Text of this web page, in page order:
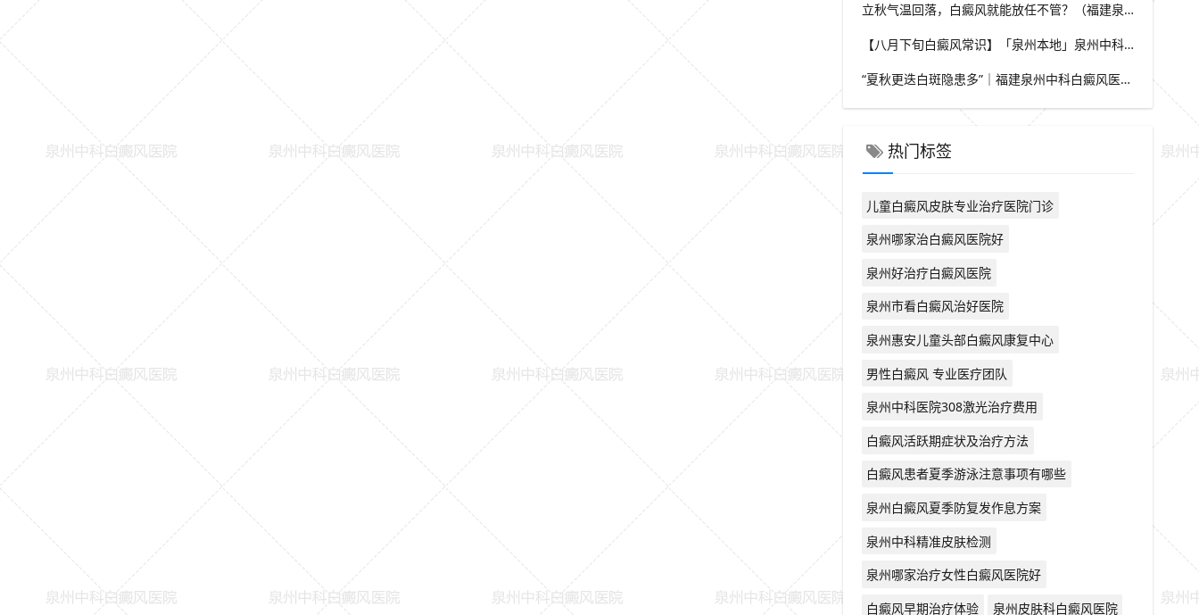
立秋气温回落，白癜风就能放任不管？（福建泉州中科白癜风医院）这些误区要避开
【八月下旬白癜风常识】「泉州本地」泉州中科白癜风医院，换季调适，守护皮肤健康状态
“夏秋更迭白斑隐患多”｜福建泉州中科白癜风医院，白斑出现变化，切莫盲目自行处理
热门标签
儿童白癜风皮肤专业治疗医院门诊
泉州哪家治白癜风医院好
泉州好治疗白癜风医院
泉州市看白癜风治好医院
泉州惠安儿童头部白癜风康复中心
男性白癜风 专业医疗团队
泉州中科医院308激光治疗费用
白癜风活跃期症状及治疗方法
白癜风患者夏季游泳注意事项有哪些
泉州白癜风夏季防复发作息方案
泉州中科精准皮肤检测
泉州哪家治疗女性白癜风医院好
白癜风早期治疗体验
泉州皮肤科白癜风医院